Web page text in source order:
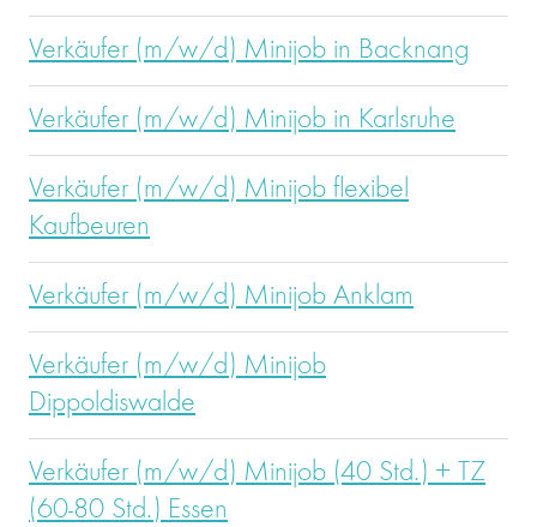
Verkäufer (m/w/d) Minijob in Backnang
Verkäufer (m/w/d) Minijob in Karlsruhe
Verkäufer (m/w/d) Minijob flexibel
Kaufbeuren
Verkäufer (m/w/d) Minijob Anklam
Verkäufer (m/w/d) Minijob
Dippoldiswalde
Verkäufer (m/w/d) Minijob (40 Std.) + TZ
(60-80 Std.) Essen